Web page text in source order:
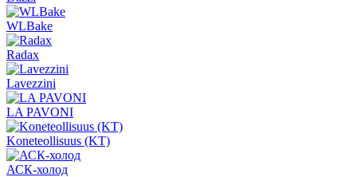
WLBake
Radax
Lavezzini
LA PAVONI
Koneteollisuus (KT)
АСК-холод